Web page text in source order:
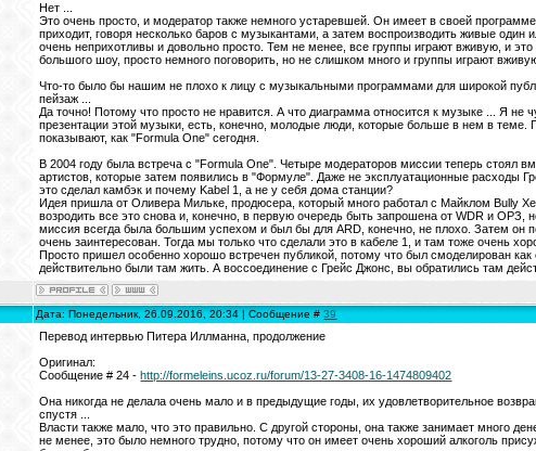
Нет ...
Это очень просто, и модератор также немного устаревшей. Он имеет в своей
приходит, говоря несколько баров с музыкантами, а затем воспроизводить живые
очень неприхотливы и довольно просто. Тем не менее, все группы играют вживую, и
большого шоу, просто немного поговорить, но не слишком много и группы играют
Что-то было бы нашим не плохо к лицу с музыкальными программами для широкой
пейзаж ...
Да точно! Потому что просто не нравится. А что диаграмма относится к музыке ... Я
презентации этой музыки, есть, конечно, молодые люди, которые больше в нем в
показывают, как "Formula One" сегодня.
В 2004 году была встреча с "Formula One". Четыре модераторов миссии теперь стоял
артистов, которые затем появились в "Формуле". Даже не эксплуатационные расходы
это сделал камбэк и почему Kabel 1, а не у себя дома станции?
Идея пришла от Оливера Мильке, продюсера, который много работал с Майклом Bully
возродить все это снова и, конечно, в первую очередь быть запрошена от WDR и ОРЗ,
миссия всегда была большим успехом и был бы для ARD, конечно, не плохо. Затем он
очень заинтересован. Тогда мы только что сделали это в кабеле 1, и там тоже очень
Просто пришел особенно хорошо встречен публикой, потому что был смоделирован
действительно были там жить. А воссоединение с Грейс Джонс, вы обратились там
Дата: Понедельник, 26.09.2016, 20:34 | Сообщение #39
Перевод интервью Питера Иллманна, продолжение
Оригинал:
Сообщение # 24 -http://formeleins.ucoz.ru/forum/13-27-3408-16-1474809402
Она никогда не делала очень мало и в предыдущие годы, их удовлетворительное
спустя ...
Власти также мало, что это правильно. С другой стороны, она также занимает много
не менее, это было немного трудно, потому что он имеет очень хороший алкоголь